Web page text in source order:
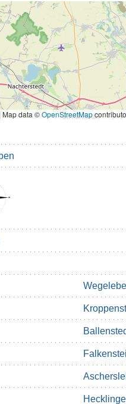
Map data ©OpenStreetMap